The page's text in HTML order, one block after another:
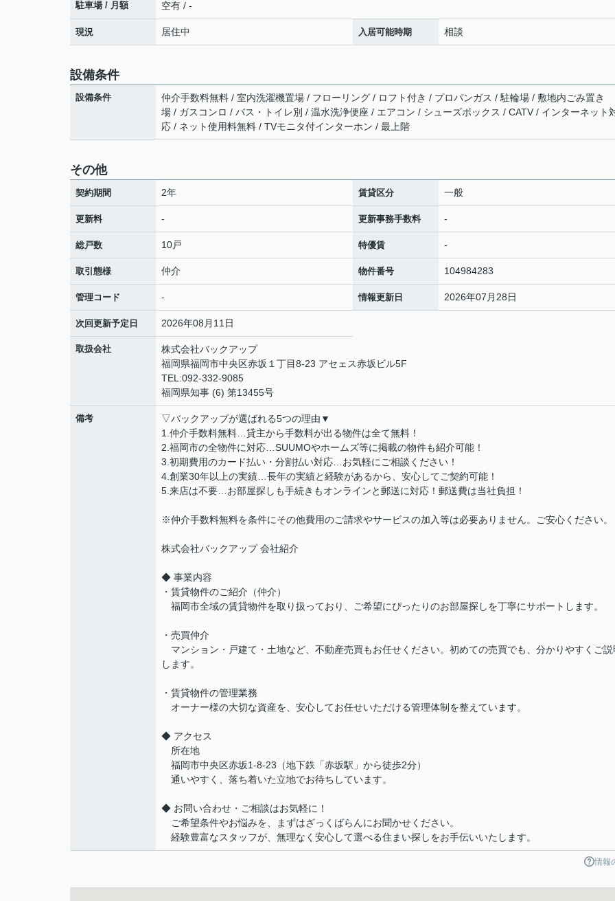
駐車場 / 月額 空有 / -
現況 居住中 入居可能時期 相談
設備条件
設備条件
仲介手数料無料 / 室内洗濯機置場 / フローリング / ロフト付き / プロパンガス / 駐輪場 / 敷地内ごみ置き
場 / ガスコンロ / バス・トイレ別 / 温水洗浄便座 / エアコン / シューズボックス / CATV / インターネット
応 / ネット使用料無料 / TVモニタ付インターホン / 最上階
その他
契約期間 2年 賃貸区分 一般
更新料 - 更新事務手数料 -
総戸数 10戸 特優賃 -
取引態様 仲介 物件番号 104984283
管理コード - 情報更新日 2026年07月28日
次回更新予定日 2026年08月11日
取扱会社
株式会社バックアップ
福岡県福岡市中央区赤坂１丁目8-23 アセェス赤坂ビル5F
TEL:092-332-9085
福岡県知事 (6) 第13455号
備考
▽バックアップが選ばれる5つの理由▼
1.仲介手数料無料…貸主から手数料が出る物件は全て無料！
2.福岡市の全物件に対応…SUUMOやホームズ等に掲載の物件も紹介可能！
3.初期費用のカード払い・分割払い対応…お気軽にご相談ください！
4.創業30年以上の実績…長年の実績と経験があるから、安心してご契約可能！
5.来店は不要…お部屋探しも手続きもオンラインと郵送に対応！郵送費は当社負担！
※仲介手数料無料を条件にその他費用のご請求やサービスの加入等は必要ありません。ご安心ください。
株式会社バックアップ 会社紹介
◆ 事業内容
・賃貸物件のご紹介（仲介）
福岡市全域の賃貸物件を取り扱っており、ご希望にぴったりのお部屋探しを丁寧にサポートします。
・売買仲介
マンション・戸建て・土地など、不動産売買もお任せください。初めての売買でも、分かりやすくご説
します。
・賃貸物件の管理業務
オーナー様の大切な資産を、安心してお任せいただける管理体制を整えています。
◆ アクセス
所在地
福岡市中央区赤坂1-8-23（地下鉄「赤坂駅」から徒歩2分）
通いやすく、落ち着いた立地でお待ちしています。
◆ お問い合わせ・ご相談はお気軽に！
ご希望条件やお悩みを、まずはざっくばらんにお聞かせください。
経験豊富なスタッフが、無理なく安心して選べる住まい探しをお手伝いいたします。
情報